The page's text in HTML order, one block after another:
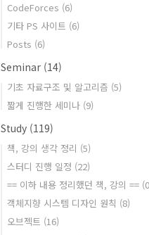
CodeForces (6)
기타 PS 사이트 (6)
Posts (6)
Seminar (14)
기초 자료구조 및 알고리즘 (5)
짧게 진행한 세미나 (9)
Study (119)
책, 강의 생각 정리 (5)
스터디 진행 일정 (22)
== 이하 내용 정리했던 책, 강의 ==
객체지향 시스템 디자인 원칙 (8)
오브젝트 (16)